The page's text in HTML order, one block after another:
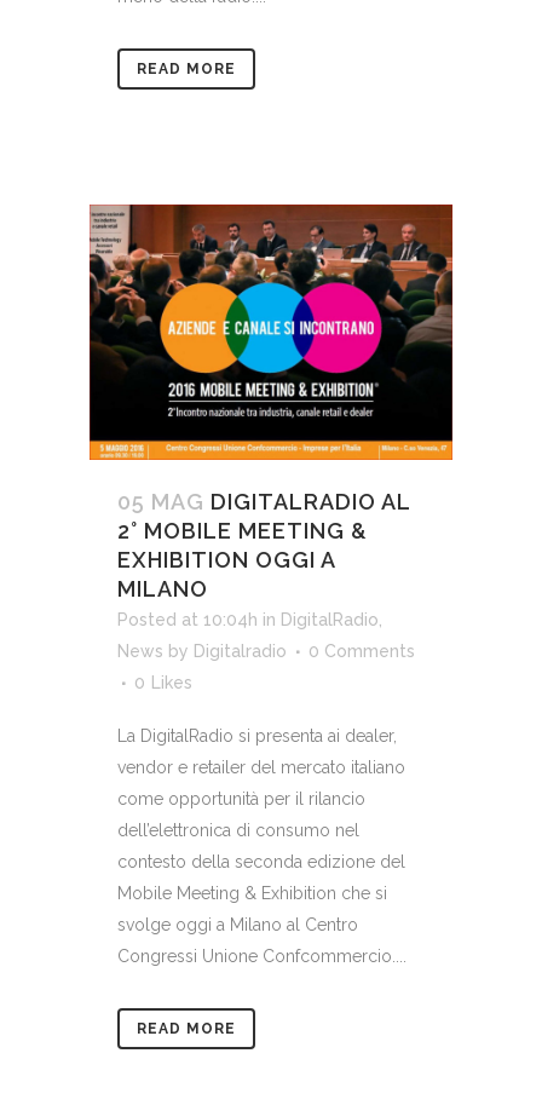
READ MORE
05 MAG DIGITALRADIO AL
2° MOBILE MEETING &
EXHIBITION OGGI A
MILANO
Posted at 10:04h in DigitalRadio
News by Digitalradio
0 Comments
0 Likes
La DigitalRadio si presenta ai dealer,
vendor e retailer del mercato italiano
come opportunità per il rilancio
dell’elettronica di consumo nel
contesto della seconda edizione del
Mobile Meeting & Exhibition che si
svolge oggi a Milano al Centro
Congressi Unione Confcommercio....
READ MORE